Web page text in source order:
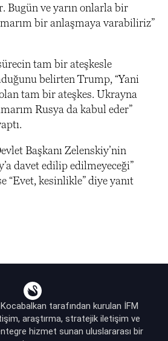
Bugün ve yarın onlarla bir
bir anlaşmaya varabiliriz”
tam bir ateşkesle
belirten Trump, “Yani
tam bir ateşkes. Ukrayna
Rusya da kabul eder”
Başkanı Zelenskiy’nin
davet edilip edilmeyeceği”
“Evet, kesinlikle” diye yanıt
tarafından kurulan İFM
araştırma, stratejik iletişim ve
hizmet sunan uluslararası bir